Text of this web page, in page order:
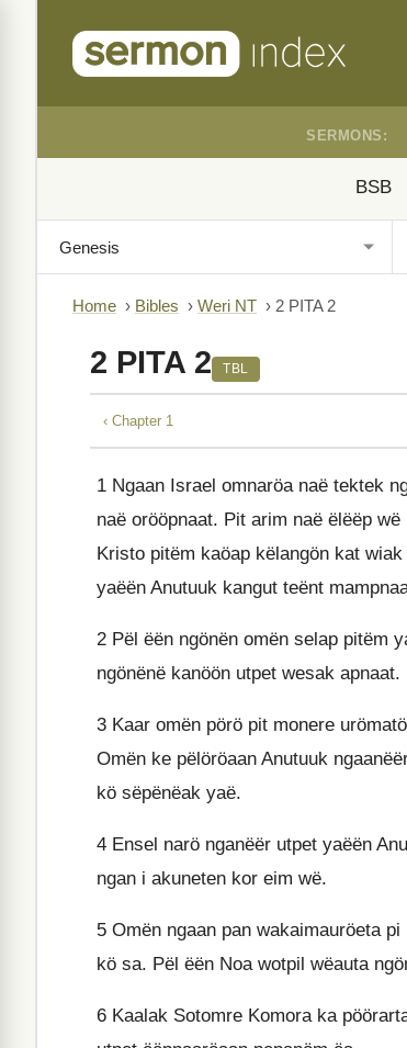
SERMONS:
BSB
Home › Bibles › Weri NT › 2 PITA 2
2 PITA 2 TBL
‹ Chapter 1
1 Ngaan Israel omnaröa naë tektek
naë orööpnaat. Pit arim naë ëlëëp
Kristo pitëm kaöap këlangön kat
yaëën Anutuuk kangut teënt
2 Pël ëën ngönën omën selap pitëm
ngönënë kanöön utpet wesak apnaat.
3 Kaar omën pörö pit monere
Omën ke pëlöröaan Anutuuk
kö sëpënëak yaë.
4 Ensel narö nganëër utpet yaëën
ngan i akuneten kor eim wë.
5 Omën ngaan pan wakaimauröeta
kö sa. Pël ëën Noa wotpil wëauta
6 Kaalak Sotomre Komora ka